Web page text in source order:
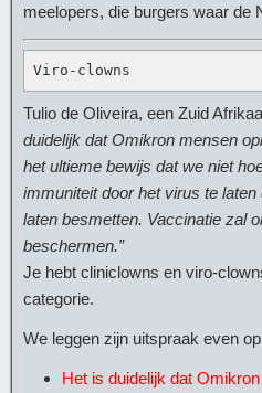
meelopers, die burgers waar de
Viro-clowns
Tulio de Oliveira, een Zuid
duidelijk dat Omikron mensen
het ultieme bewijs dat we niet
immuniteit door het virus te
laten besmetten. Vaccinatie zal
beschermen.”
Je hebt cliniclowns en viro-
categorie.
We leggen zijn uitspraak even
Het is duidelijk dat